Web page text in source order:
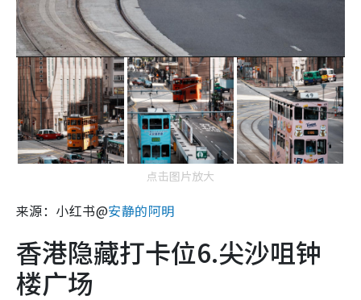
点击图片放大
来源：小红书@安静的阿明
香港隐藏打卡位6.尖沙咀钟
楼广场